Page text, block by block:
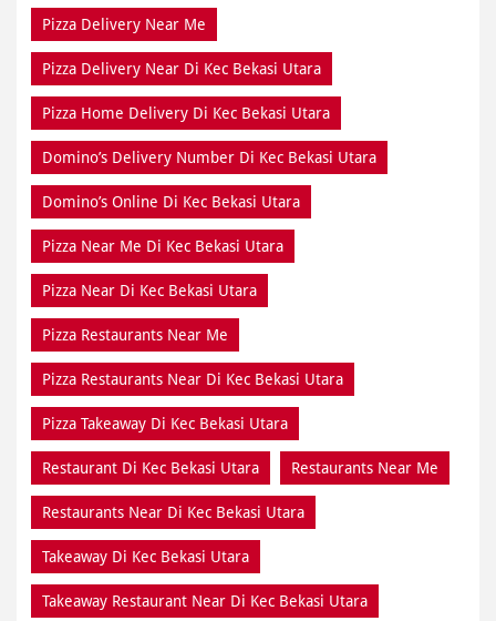
Pizza Delivery Near Me
Pizza Delivery Near Di Kec Bekasi Utara
Pizza Home Delivery Di Kec Bekasi Utara
Domino’s Delivery Number Di Kec Bekasi Utara
Domino’s Online Di Kec Bekasi Utara
Pizza Near Me Di Kec Bekasi Utara
Pizza Near Di Kec Bekasi Utara
Pizza Restaurants Near Me
Pizza Restaurants Near Di Kec Bekasi Utara
Pizza Takeaway Di Kec Bekasi Utara
Restaurant Di Kec Bekasi Utara Restaurants Near Me
Restaurants Near Di Kec Bekasi Utara
Takeaway Di Kec Bekasi Utara
Takeaway Restaurant Near Di Kec Bekasi Utara